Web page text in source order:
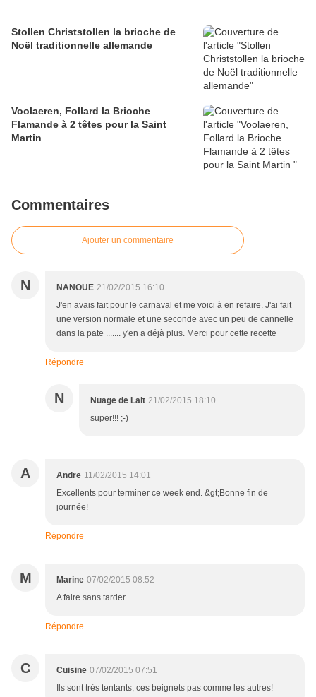
Stollen Christstollen la brioche de
Noël traditionnelle allemande
Voolaeren, Follard la Brioche
Flamande à 2 têtes pour la Saint
Martin
Commentaires
Ajouter un commentaire
N NANOUE 21/02/2015 16:10
J'en avais fait pour le carnaval et me voici à en refaire. J'ai fait
une version normale et une seconde avec un peu de cannelle
dans la pate ....... y'en a déjà plus. Merci pour cette recette
Répondre
N Nuage de Lait 21/02/2015 18:10
super!!! ;-)
A Andre 11/02/2015 14:01
Excellents pour terminer ce week end. &gt;Bonne fin de
journée!
Répondre
M Marine 07/02/2015 08:52
A faire sans tarder
Répondre
C Cuisine 07/02/2015 07:51
Ils sont très tentants, ces beignets pas comme les autres!